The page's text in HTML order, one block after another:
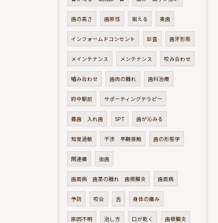
歯の高さ 歯原性 揃える 奥歯
インフォームドコンセント 診査 歯牙形態
メインテナンス メンテナンス 咬み合わせ
嚙み合わせ 歯肉の腫れ 歯科治療
府中駅前 サポーティングテラピー
義歯 入れ歯 SPT 歯が沁みる
知覚過敏 干渉 早期接触 歯の形態学
関連痛 虫歯
歯周病 歯茎の腫れ 歯根膜炎 歯周病
予防 咬合 舌 身体の痛み
原因不明 治し方 口が乾く 歯根膜炎